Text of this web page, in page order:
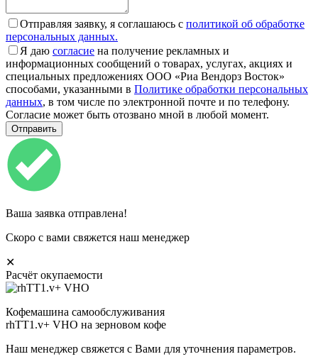
Отправляя заявку, я соглашаюсь с политикой об обработке
персональных данных.
Я даю согласие на получение рекламных и
информационных сообщений о товарах, услугах, акциях и
специальных предложениях ООО «Риа Вендорз Восток»
способами, указанными в Политике обработки персональных
данных, в том числе по электронной почте и по телефону.
Согласие может быть отозвано мной в любой момент.
Ваша заявка отправлена!
Скоро с вами свяжется наш менеджер
✕
Расчёт окупаемости
Кофемашина самообслуживания
rhTT1.v+ VHO на зерновом кофе
Наш менеджер свяжется с Вами для уточнения параметров.